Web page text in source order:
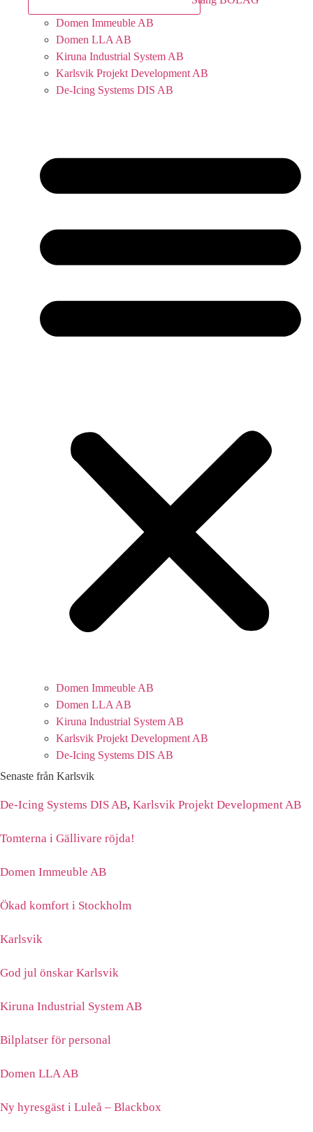
Domen Immeuble AB
Domen LLA AB
Kiruna Industrial System AB
Karlsvik Projekt Development AB
De-Icing Systems DIS AB
Domen Immeuble AB
Domen LLA AB
Kiruna Industrial System AB
Karlsvik Projekt Development AB
De-Icing Systems DIS AB
Senaste från Karlsvik
De-Icing Systems DIS AB, Karlsvik Projekt Development AB
Tomterna i Gällivare röjda!
Domen Immeuble AB
Ökad komfort i Stockholm
Karlsvik
God jul önskar Karlsvik
Kiruna Industrial System AB
Bilplatser för personal
Domen LLA AB
Ny hyresgäst i Luleå – Blackbox